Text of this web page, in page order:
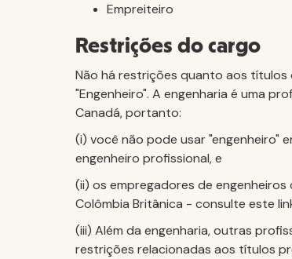
Empreiteiro
Restrições do cargo
Não há restrições quanto aos
"Engenheiro". A engenharia é uma
Canadá, portanto:
(i) você não pode usar "engenheiro"
engenheiro profissional, e
(ii) os empregadores de
Colômbia Britânica - consulte este
(iii) Além da engenharia, outras
restrições relacionadas aos títulos